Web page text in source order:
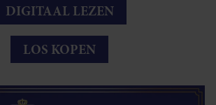
DIGITAAL LEZEN
LOS KOPEN